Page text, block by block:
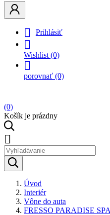
 Prihlásiť

Wishlist (0)

porovnať (0)
(0)
Košík je prázdny

Úvod
Interiér
Vône do auta
FRESSO PARADISE